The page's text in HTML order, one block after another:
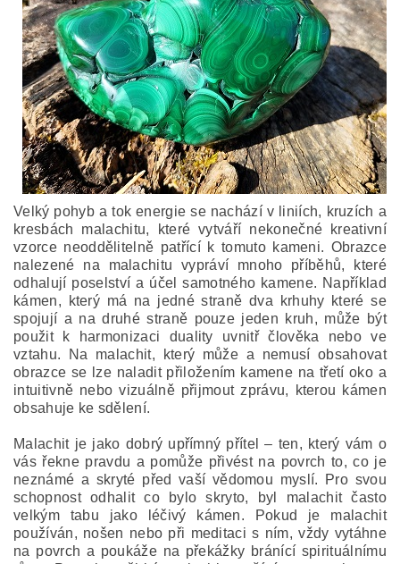
Velký pohyb a tok energie se nachází v liniích, kruzích a
kresbách malachitu, které vytváří nekonečné kreativní
vzorce neoddělitelně patřící k tomuto kameni. Obrazce
nalezené na malachitu vypráví mnoho příběhů, které
odhalují poselství a účel samotného kamene. Například
kámen, který má na jedné straně dva krhuhy které se
spojují a na druhé straně pouze jeden kruh, může být
použit k harmonizaci duality uvnitř člověka nebo ve
vztahu. Na malachit, který může a nemusí obsahovat
obrazce se lze naladit přiložením kamene na třetí oko a
intuitivně nebo vizuálně přijmout zprávu, kterou kámen
obsahuje ke sdělení.
Malachit je jako dobrý upřímný přítel – ten, který vám o
vás řekne pravdu a pomůže přivést na povrch to, co je
neznámé a skryté před vaší vědomou myslí. Pro svou
schopnost odhalit co bylo skryto, byl malachit často
velkým tabu jako léčivý kámen. Pokud je malachit
používán, nošen nebo při meditaci s ním, vždy vytáhne
na povrch a poukáže na překážky bránící spirituálnímu